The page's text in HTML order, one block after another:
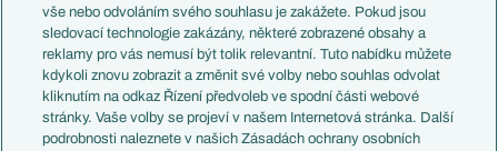
Evropské koeficienty
Přestupy
Přestupové spekulace
Zranění
Kluby
Arsenal FC
Brazílie
Přestupy
Zápasy
Livescore
Tipovací soutěž
vše nebo odvoláním svého souhlasu je zakážete. Pokud jsou
sledovací technologie zakázány, některé zobrazené obsahy a
reklamy pro vás nemusí být tolik relevantní. Tuto nabídku můžete
kdykoli znovu zobrazit a změnit své volby nebo souhlas odvolat
kliknutím na odkaz Řízení předvoleb ve spodní části webové
stránky. Vaše volby se projeví v našem Internetová stránka. Další
podrobnosti naleznete v našich Zásadách ochrany osobních